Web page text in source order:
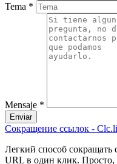
Tema *
Mensaje *
Enviar
Сокращение ссылок - Clc.li
Легкий способ
URL в один клик.